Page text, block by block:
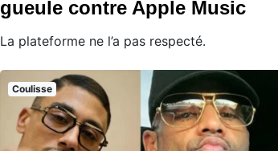
gueule contre Apple Music
La plateforme ne l’a pas respecté.
Coulisse